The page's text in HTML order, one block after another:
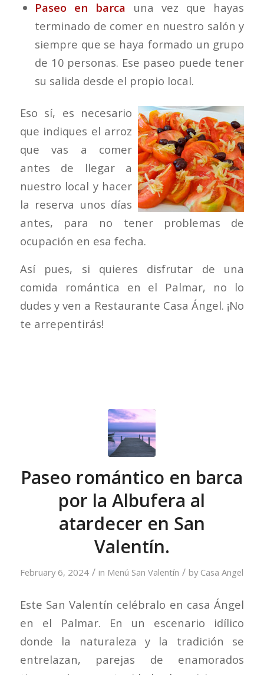
Paseo en barca una vez que hayas
terminado de comer en nuestro salón y
siempre que se haya formado un grupo
de 10 personas. Ese paseo puede tener
su salida desde el propio local.
Eso sí, es necesario
que indiques el arroz
que vas a comer
antes de llegar a
nuestro local y hacer
la reserva unos días
antes, para no tener problemas de
ocupación en esa fecha.
Así pues, si quieres disfrutar de una
comida romántica en el Palmar, no lo
dudes y ven a Restaurante Casa Ángel. ¡No
te arrepentirás!
Paseo romántico en barca
por la Albufera al
atardecer en San
Valentín.
February 6, 2024 / in Menú San Valentín / by Casa Angel
Este San Valentín celébralo en casa Ángel
en el Palmar. En un escenario idílico
donde la naturaleza y la tradición se
entrelazan, parejas de enamorados